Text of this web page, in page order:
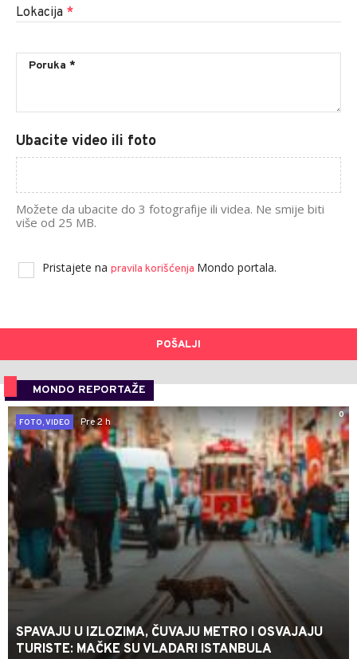
Lokacija *
Ubacite video ili foto
Možete da ubacite do 3 fotografije ili videa. Ne smije biti
više od 25 MB.
Pristajete na pravila korišćenja Mondo portala.
POŠALJI
MONDO REPORTAŽE
0
FOTO, VIDEO
Pre 2 h
SPAVAJU U IZLOZIMA, ČUVAJU METRO I OSVAJAJU
TURISTE: MAČKE SU VLADARI ISTANBULA